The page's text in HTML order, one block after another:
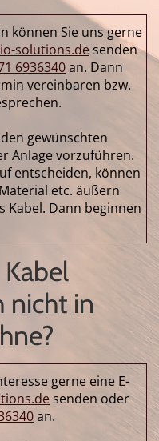
können Sie uns gerne
solutions.desenden
6936340an. Dann
vereinbaren bzw.
gewünschten
Anlage vorzuführen.
entscheiden, können
etc. äußern
Kabel. Dann beginnen
nicht in
gerne eine E-
senden oder
an.